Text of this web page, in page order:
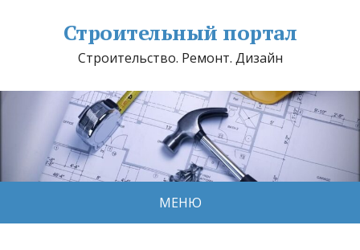
Строительный портал
Строительство. Ремонт. Дизайн
МЕНЮ